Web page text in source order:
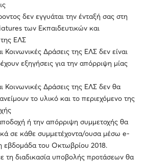
δεν εγγυάται την ένταξή σας στη
των Εκπαιδευτικών και
ΕΛΣ
Κοινωνικές Δράσεις της ΕΛΣ δεν είναι
εξηγήσεις για την απόρριψη μίας
Κοινωνικές Δράσεις της ΕΛΣ δεν θα
το υλικό και το περιεχόμενο της
ή την απόρριψη συμμετοχής θα
σε κάθε συμμετέχοντα/ουσα μέσω e-
του Οκτωβρίου 2018.
τη διαδικασία υποβολής προτάσεων θα